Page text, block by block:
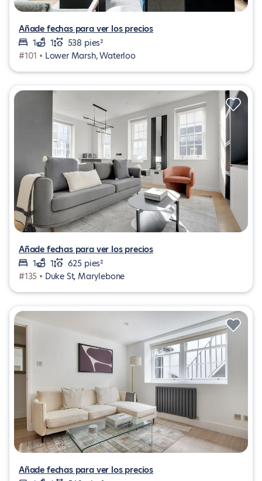
Añade fechas para ver los precios
1
1
538 pies²
#101 • Lower Marsh, Waterloo
Añade fechas para ver los precios
1
1
625 pies²
#135 • Duke St, Marylebone
Añade fechas para ver los precios